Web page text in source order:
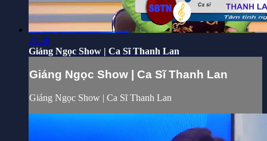
23:39
Giáng Ngọc Show | Ca Sĩ Thanh Lan
Giáng Ngọc Show | Ca Sĩ Thanh Lan
Giáng Ngọc Show | Ca Sĩ Thanh Lan